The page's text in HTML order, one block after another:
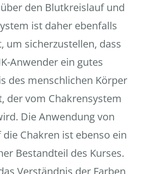
den Blutkreislauf und
ist daher ebenfalls
um sicherzustellen, dass
Anwender ein gutes
des menschlichen Körper
der vom Chakrensystem
Die Anwendung von
die Chakren ist ebenso ein
Bestandteil des Kurses.
Verständnis der Farben